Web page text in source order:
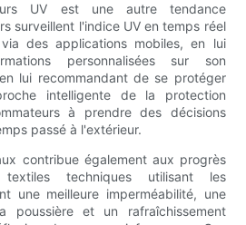
UV est une autre tendance
surveillent l'indice UV en temps réel
des applications mobiles, en lui
personnalisées sur son
lui recommandant de se protéger
intelligente de la protection
à prendre des décisions
passé à l'extérieur.
contribue également aux progrès
textiles techniques utilisant les
une meilleure imperméabilité, une
poussière et un rafraîchissement